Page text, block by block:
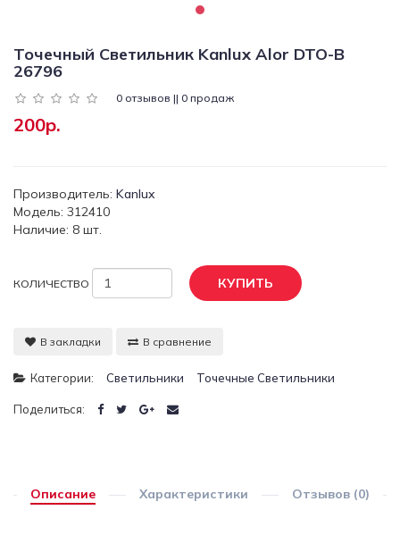
Электротовары
Точечный Светильник Kanlux Alor DTO-B
26796
0 отзывов || 0 продаж
200р.
Производитель: Kanlux
Модель: 312410
Наличие: 8 шт.
КОЛИЧЕСТВО КУПИТЬ
В закладки В сравнение
Категории: Светильники Точечные Светильники
Поделиться:
Описание Характеристики Отзывов (0)